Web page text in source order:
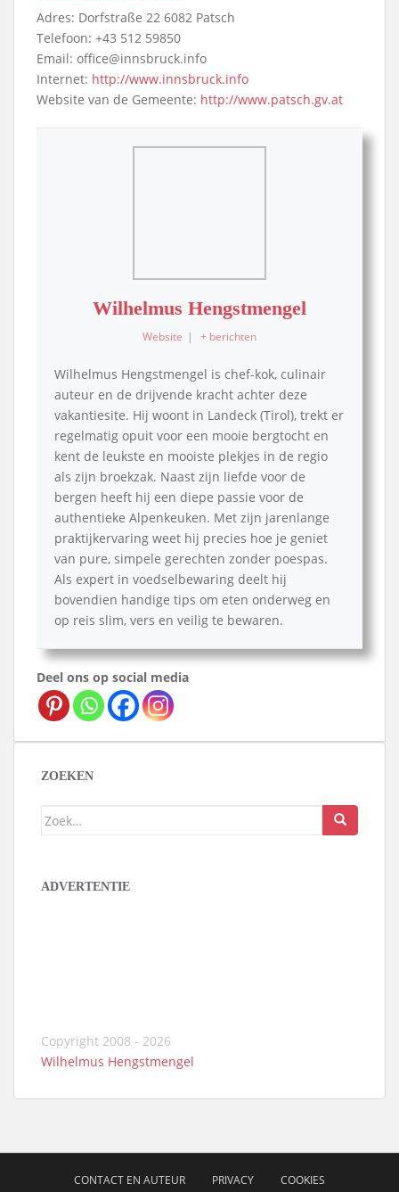
Adres: Dorfstraße 22 6082 Patsch
Telefoon: +43 512 59850
Email: office@innsbruck.info
Internet: http://www.innsbruck.info
Website van de Gemeente: http://www.patsch.gv.at
Wilhelmus Hengstmengel
Website | + berichten
Wilhelmus Hengstmengel is chef-kok, culinair
auteur en de drijvende kracht achter deze
vakantiesite. Hij woont in Landeck (Tirol), trekt er
regelmatig opuit voor een mooie bergtocht en
kent de leukste en mooiste plekjes in de regio
als zijn broekzak. Naast zijn liefde voor de
bergen heeft hij een diepe passie voor de
authentieke Alpenkeuken. Met zijn jarenlange
praktijkervaring weet hij precies hoe je geniet
van pure, simpele gerechten zonder poespas.
Als expert in voedselbewaring deelt hij
bovendien handige tips om eten onderweg en
op reis slim, vers en veilig te bewaren.
Deel ons op social media
ZOEKEN
Zoek
ADVERTENTIE
Copyright 2008 - 2026
Wilhelmus Hengstmengel
CONTACT EN AUTEUR PRIVACY COOKIES